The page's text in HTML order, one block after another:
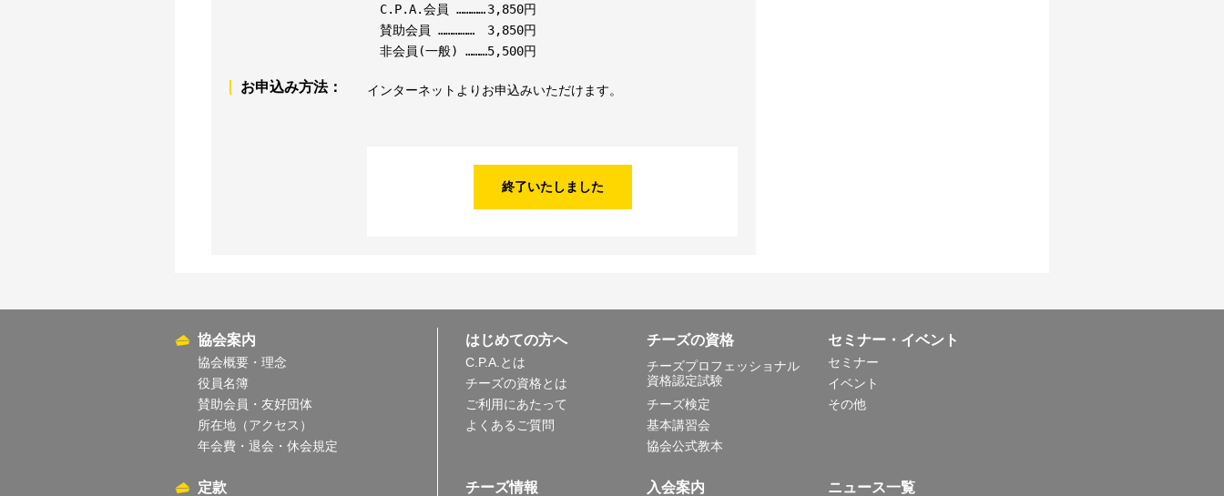
C.P.A.会員 ………… 3,850円
賛助会員 ……………
3,850円
非会員(一般) ………5,500円
お申込み方法： インターネットよりお申込みいただけます。
終了いたしました
協会案内
協会概要・理念
役員名簿
賛助会員・友好団体
所在地（アクセス）
年会費・退会・休会規定
定款
はじめての方へ
C.P.A.とは
チーズの資格とは
ご利用にあたって
よくあるご質問
チーズの資格
チーズプロフェッショナル
資格認定試験
チーズ検定
基本講習会
協会公式教本
セミナー・イベント
セミナー
イベント
その他
チーズ情報 入会案内
ニュース一覧